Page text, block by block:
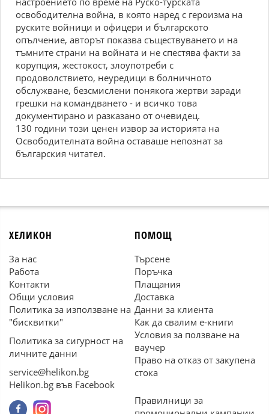
освободителна война, в която наред с героизма на
руските войници и офицери и българското
опълчение, авторът показва съществуването и на
тъмните страни на войната и не спестява факти за
корупция, жестокост, злоупотреби с
продоволствието, неуредици в болничното
обслужване, безсмислени понякога жертви заради
грешки на командването - и всичко това
документирано и разказано от очевидец.
130 години този ценен извор за историята на
Освободителната война оставаше непознат за
българския читател.
ХЕЛИКОН
За нас
Работа
Контакти
Общи условия
Политика за използване на
"бисквитки"
Политика за сигурност на
личните данни
service@helikon.bg
Helikon.bg във Facebook
ПОМОЩ
Търсене
Поръчка
Плащания
Доставка
Данни за клиента
Как да свалим е-книги
Условия за ползване на
ваучер
Право на отказ от закупена
стока
Правилници за